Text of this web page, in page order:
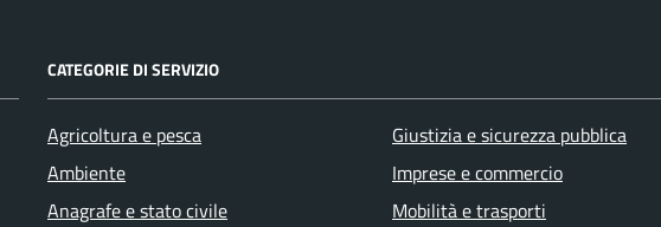
CATEGORIE DI SERVIZIO
Agricoltura e pesca
Ambiente
Anagrafe e stato civile
Giustizia e sicurezza pubblica
Imprese e commercio
Mobilità e trasporti